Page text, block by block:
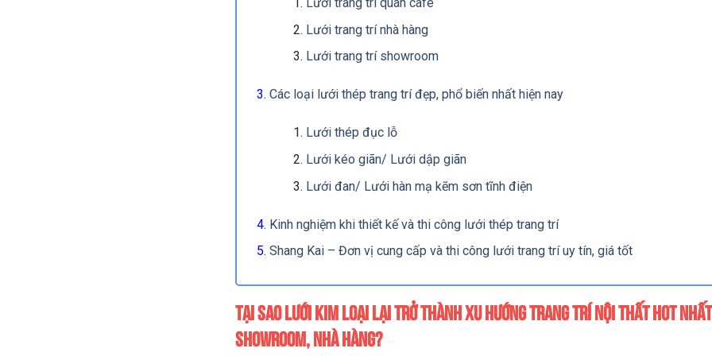
Lưới trang trí nhà hàng
Lưới trang trí showroom
Các loại lưới thép trang trí đẹp, phổ biến nhất hiện nay
Lưới thép đục lỗ
Lưới kéo giãn/ Lưới dập giãn
Lưới đan/ Lưới hàn mạ kẽm sơn tĩnh điện
Kinh nghiệm khi thiết kế và thi công lưới thép trang trí
Shang Kai – Đơn vị cung cấp và thi công lưới trang trí uy tín, giá tốt
Tại sao lưới kim loại lại trở thành xu hướng trang trí nội thất hot
showroom, nhà hàng?